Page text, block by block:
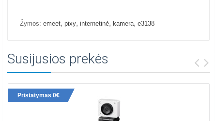
Žymos: emeet, pixy, internetinė, kamera, e3138
Susijusios prekės
Pristatymas 0€